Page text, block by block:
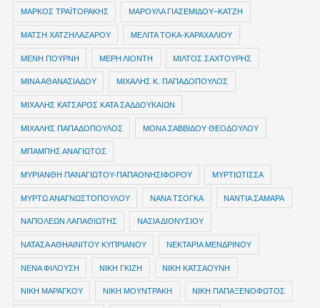
ΜΑΡΚΟΣ ΤΡΑΪΤΟΡΑΚΗΣ ΜΑΡΟΥΛΑ ΓΙΑΣΕΜΙΔΟΥ–ΚΑΤΖΗ
ΜΑΤΣΗ ΧΑΤΖΗΛΑΖΑΡΟΥ ΜΕΛΙΤΑ ΤΟΚΑ-ΚΑΡΑΧΑΛΙΟΥ
ΜΕΝΗ ΠΟΥΡΝΗ ΜΕΡΗ ΛΙΟΝΤΗ ΜΙΛΤΟΣ ΣΑΧΤΟΥΡΗΣ
ΜΙΝΑ ΑΘΑΝΑΣΙΑΔΟΥ ΜΙΧΑΛΗΣ Κ. ΠΑΠΑΔΟΠΟΥΛΟΣ
ΜΙΧΑΛΗΣ ΚΑΤΣΑΡΟΣ ΚΑΤΑ ΣΑΔΔΟΥΚΑΙΩΝ
ΜΙΧΑΛΗΣ ΠΑΠΑΔΟΠΟΥΛΟΣ ΜΟΝΑ ΣΑΒΒΙΔΟΥ ΘΕΟΔΟΥΛΟΥ
ΜΠΑΜΠΗΣ ΑΝΑΓΙΩΤΟΣ
ΜΥΡΙΑΝΘΗ ΠΑΝΑΓΙΩΤΟΥ-ΠΑΠΑΟΝΗΣΙΦΟΡΟΥ ΜΥΡΤΙΩΤΙΣΣΑ
ΜΥΡΤΩ ΑΝΑΓΝΩΣΤΟΠΟΥΛΟΥ ΝΑΝΑ ΤΣΟΓΚΑ ΝΑΝΤΙΑ ΣΑΜΑΡΑ
ΝΑΠΟΛΕΩΝ ΛΑΠΑΘΙΩΤΗΣ ΝΑΣΙΑ ΔΙΟΝΥΣΙΟΥ
ΝΑΤΑΣΑ ΑΘΗΑΙΝΙΤΟΥ ΚΥΠΡΙΑΝΟΥ ΝΕΚΤΑΡΙΑ ΜΕΝΔΡΙΝΟΥ
ΝΕΝΑ ΦΙΛΟΥΣΗ ΝΙΚΗ ΓΚΙΖΗ ΝΙΚΗ ΚΑΤΣΑΟΥΝΗ
ΝΙΚΗ ΜΑΡΑΓΚΟΥ ΝΙΚΗ ΜΟΥΝΤΡΑΚΗ ΝΙΚΗ ΠΑΠΑΞΕΝΟΦΩΤΟΣ